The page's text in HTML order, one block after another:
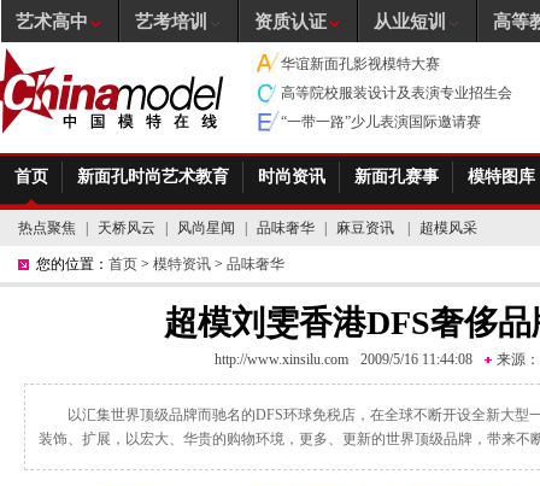
华谊新面孔影视模特大赛
高等院校服装设计及表演专业招生会
“一带一路”少儿表演国际邀请赛
首页 新面孔时尚艺术教育 时尚资讯 新面孔赛事 模特图库
热点聚焦 天桥风云 风尚星闻 品味奢华 麻豆资讯 超模风采
您的位置： 首页 > 模特资讯 > 品味奢华
超模刘雯香港DFS奢侈
http://www.xinsilu.com 2009/5/16 11:44:08 来源：
以汇集世界顶级品牌而驰名的DFS环球免税店，在全球不断开设全新大型
装饰、扩展，以宏大、华贵的购物环境，更多、更新的世界顶级品牌，带来不
艺术高中 艺考培训 资质认证 从业短训 高等